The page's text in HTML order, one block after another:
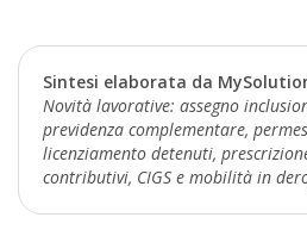
Sintesi elaborata da
Novità lavorative: assegno
previdenza complementare,
licenziamento detenuti,
contributivi, CIGS e mobilità in